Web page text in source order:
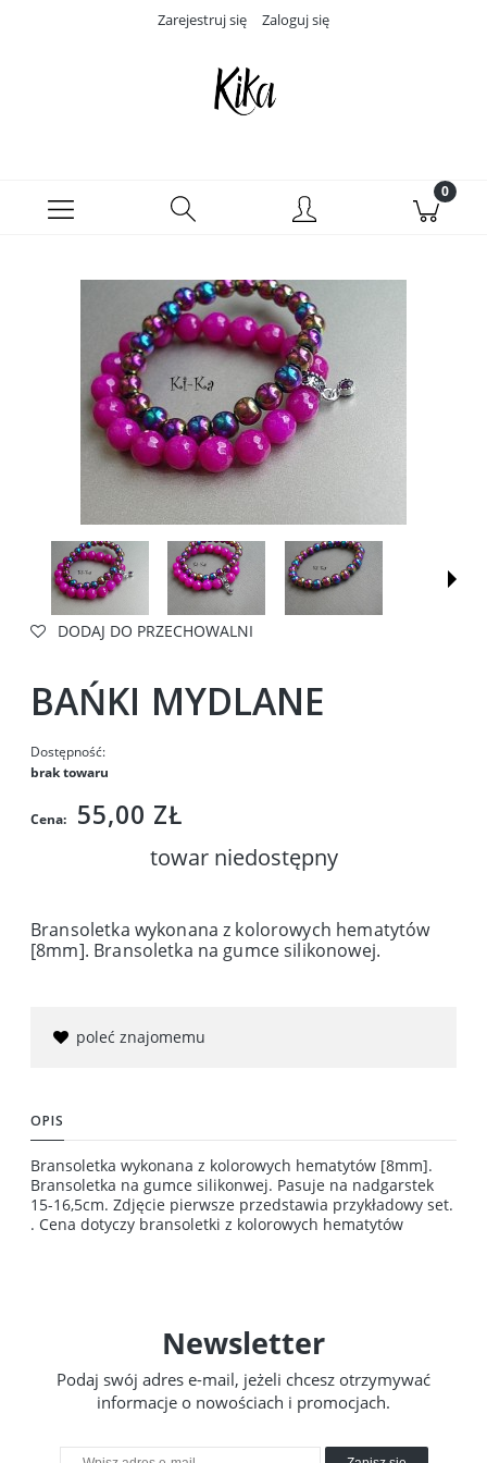
Zarejestruj się Zaloguj się
DODAJ DO PRZECHOWALNI
BAŃKI MYDLANE
Dostępność:
brak towaru
Cena: 55,00 ZŁ
towar niedostępny
Bransoletka wykonana z kolorowych hematytów
[8mm]. Bransoletka na gumce silikonowej.
poleć znajomemu
OPIS
Bransoletka wykonana z kolorowych hematytów [8mm].
Bransoletka na gumce silikonwej. Pasuje na nadgarstek
15-16,5cm. Zdjęcie pierwsze przedstawia przykładowy set.
. Cena dotyczy bransoletki z kolorowych hematytów
Newsletter
Podaj swój adres e-mail, jeżeli chcesz otrzymywać
informacje o nowościach i promocjach.